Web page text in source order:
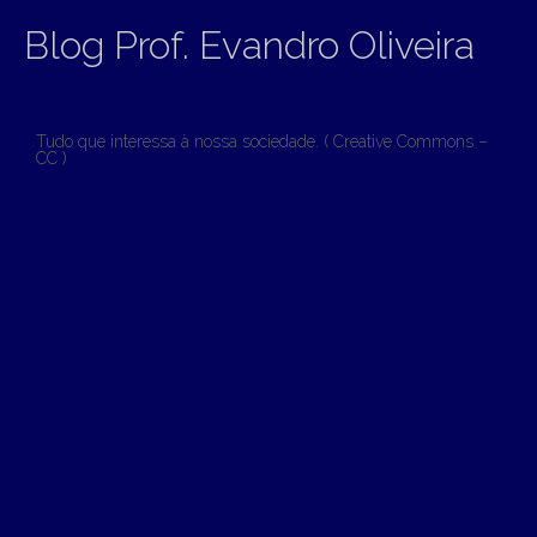
Blog Prof. Evandro Oliveira
Tudo que interessa à nossa sociedade. ( Creative Commons –
CC )